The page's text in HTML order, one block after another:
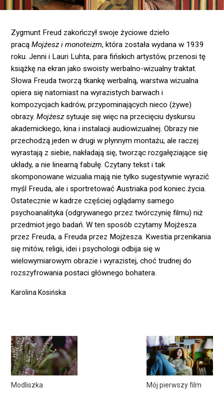
Modliszka Mój pierwszy film
Zygmunt Freud zakończył swoje życiowe dzieło
pracąMojżesz i monoteizm, która została wydana w 1939
roku. Jenni i Lauri Luhta, para fińskich artystów, przenosi tę
książkę na ekran jako swoisty werbalno-wizualny traktat.
Słowa Freuda tworzą tkankę werbalną, warstwa wizualna
opiera się natomiast na wyrazistych barwach i
kompozycjach kadrów, przypominających nieco (żywe)
obrazy.Mojżeszsytuuje się więc na przecięciu dyskursu
akademickiego, kina i instalacji audiowizualnej. Obrazy nie
przechodzą jeden w drugi w płynnym montażu, ale raczej
wyrastają z siebie, nakładają się, tworząc rozgałęziające się
układy, a nie linearną fabułę. Czytany tekst i tak
skomponowane wizualia mają nie tylko sugestywnie wyrazić
myśl Freuda, ale i sportretować Austriaka pod koniec życia.
Ostatecznie w kadrze częściej oglądamy samego
psychoanalityka (odgrywanego przez twórczynię filmu) niż
przedmiot jego badań. W ten sposób czytamy Mojżesza
przez Freuda, a Freuda przez Mojżesza. Kwestia przenikania
się mitów, religii, idei i psychologii odbija się w
wielowymiarowym obrazie i wyrazistej, choć trudnej do
rozszyfrowania postaci głównego bohatera.
Karolina Kosińska